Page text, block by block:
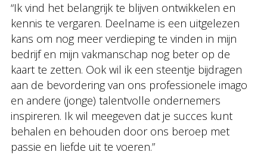
“Ik vind het belangrijk te blijven ontwikkelen en
kennis te vergaren. Deelname is een uitgelezen
kans om nog meer verdieping te vinden in mijn
bedrijf en mijn vakmanschap nog beter op de
kaart te zetten. Ook wil ik een steentje bijdragen
aan de bevordering van ons professionele imago
en andere (jonge) talentvolle ondernemers
inspireren. Ik wil meegeven dat je succes kunt
behalen en behouden door ons beroep met
passie en liefde uit te voeren.”